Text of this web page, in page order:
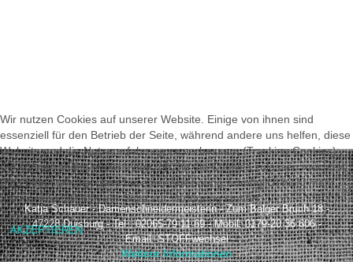
Katja Schauer - Damenschneidermeisterin - Zum Balger Bruch 18 -
47228 Duisburg - Tel.: 02065-79 11 69 - Mobil: 0179-20 36 606 -
Email:STOFFwechsel
Wir nutzen Cookies auf unserer Website. Einige von ihnen sind
essenziell für den Betrieb der Seite, während andere uns helfen, diese
Website und die Nutzererfahrung zu verbessern (Tracking Cookies).
Sie können selbst entscheiden, ob Sie die Cookies zulassen möchten.
Bitte beachten Sie, dass bei einer Ablehnung womöglich nicht mehr
alle Funktionalitäten der Seite zur Verfügung stehen.
AKZEPTIEREN
Weitere Informationen